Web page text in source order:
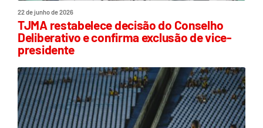
22 de junho de 2026
TJMA restabelece decisão do Conselho
Deliberativo e confirma exclusão de vice-
presidente